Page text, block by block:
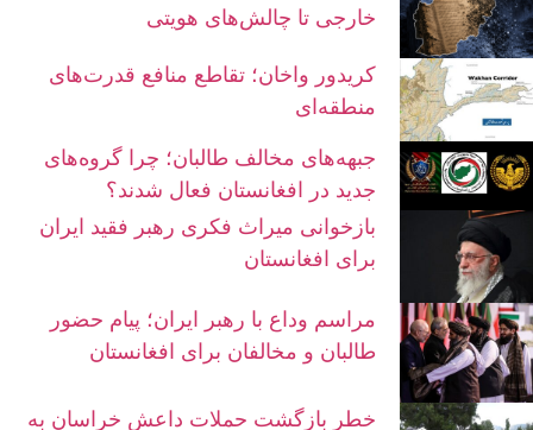
خارجی تا چالش‌های هویتی
کریدور واخان؛ تقاطع منافع قدرت‌های
منطقه‌ای
جبهه‌های مخالف طالبان؛ چرا گروه‌های
جدید در افغانستان فعال شدند؟
بازخوانی میراث فکری رهبر فقید ایران
برای افغانستان
مراسم وداع با رهبر ایران؛ پیام حضور
طالبان و مخالفان برای افغانستان
خطر بازگشت حملات داعش خراسان به